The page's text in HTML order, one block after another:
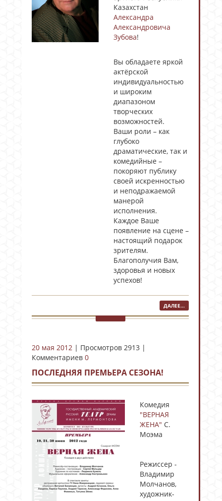
Казахстан
Александра
Александровича
Зубова!
Вы обладаете яркой
актёрской
индивидуальностью
и широким
диапазоном
творческих
возможностей.
Ваши роли – как
глубоко
драматические, так и
комедийные –
покоряют публику
своей искренностью
и неподражаемой
манерой
исполнения.
Каждое Ваше
появление на сцене –
настоящий подарок
зрителям.
Благополучия Вам,
здоровья и новых
успехов!
ДАЛЕЕ...
20 мая 2012 | Просмотров 2913 |
Комментариев 0
ПОСЛЕДНЯЯ ПРЕМЬЕРА СЕЗОНА!
Комедия
"ВЕРНАЯ
ЖЕНА" С.
Моэма
Режиссер -
Владимир
Молчанов,
художник-